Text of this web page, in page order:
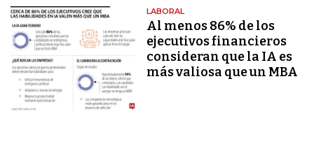
LABORAL
Al menos 86% de los
ejecutivos financieros
consideran que la IA es
más valiosa que un MBA